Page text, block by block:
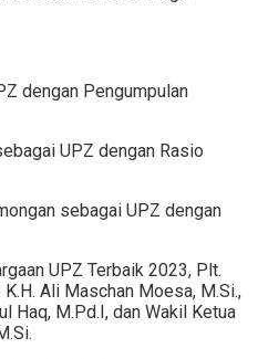
dengan Pengumpulan
UPZ dengan Rasio
sebagai UPZ dengan
UPZ Terbaik 2023, Plt.
Ali Maschan Moesa, M.Si.,
Haq, M.Pd.I, dan Wakil Ketua